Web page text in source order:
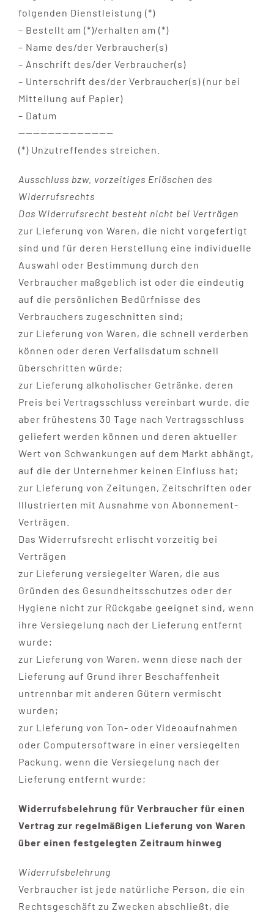
folgenden Dienstleistung (*)
– Bestellt am (*)/erhalten am (*)
– Name des/der Verbraucher(s)
– Anschrift des/der Verbraucher(s)
– Unterschrift des/der Verbraucher(s) (nur bei
Mitteilung auf Papier)
– Datum
—————————————
(*) Unzutreffendes streichen.
Ausschluss bzw. vorzeitiges Erlöschen des
Widerrufsrechts
Das Widerrufsrecht besteht nicht bei Verträgen
zur Lieferung von Waren, die nicht vorgefertigt
sind und für deren Herstellung eine individuelle
Auswahl oder Bestimmung durch den
Verbraucher maßgeblich ist oder die eindeutig
auf die persönlichen Bedürfnisse des
Verbrauchers zugeschnitten sind;
zur Lieferung von Waren, die schnell verderben
können oder deren Verfallsdatum schnell
überschritten würde;
zur Lieferung alkoholischer Getränke, deren
Preis bei Vertragsschluss vereinbart wurde, die
aber frühestens 30 Tage nach Vertragsschluss
geliefert werden können und deren aktueller
Wert von Schwankungen auf dem Markt abhängt,
auf die der Unternehmer keinen Einfluss hat;
zur Lieferung von Zeitungen, Zeitschriften oder
Illustrierten mit Ausnahme von Abonnement-
Verträgen.
Das Widerrufsrecht erlischt vorzeitig bei
Verträgen
zur Lieferung versiegelter Waren, die aus
Gründen des Gesundheitsschutzes oder der
Hygiene nicht zur Rückgabe geeignet sind, wenn
ihre Versiegelung nach der Lieferung entfernt
wurde;
zur Lieferung von Waren, wenn diese nach der
Lieferung auf Grund ihrer Beschaffenheit
untrennbar mit anderen Gütern vermischt
wurden;
zur Lieferung von Ton- oder Videoaufnahmen
oder Computersoftware in einer versiegelten
Packung, wenn die Versiegelung nach der
Lieferung entfernt wurde;
Widerrufsbelehrung für Verbraucher für einen
Vertrag zur regelmäßigen Lieferung von Waren
über einen festgelegten Zeitraum hinweg
Widerrufsbelehrung
Verbraucher ist jede natürliche Person, die ein
Rechtsgeschäft zu Zwecken abschließt, die